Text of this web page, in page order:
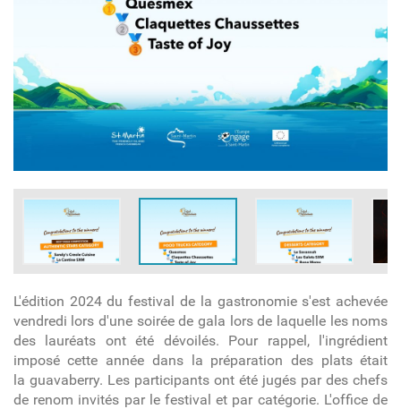
L'édition 2024 du festival de la gastronomie s'est achevée
vendredi lors d'une soirée de gala lors de laquelle les noms
des lauréats ont été dévoilés. Pour rappel, l'ingrédient
imposé cette année dans la préparation des plats était
la guavaberry. Les participants ont été jugés par des chefs
de renom invités par le festival et par catégorie. L'office de